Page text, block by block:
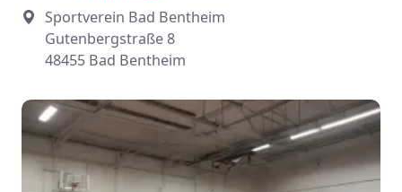
Sportverein Bad Bentheim
Gutenbergstraße 8
48455 Bad Bentheim